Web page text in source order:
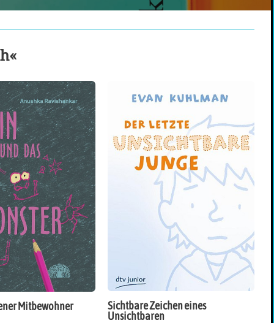
Mitbewohner
Sichtbare Zeichen eines
Unsichtbaren